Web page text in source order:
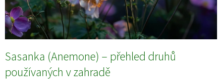
Sasanka (Anemone) – přehled druhů
používaných v zahradě